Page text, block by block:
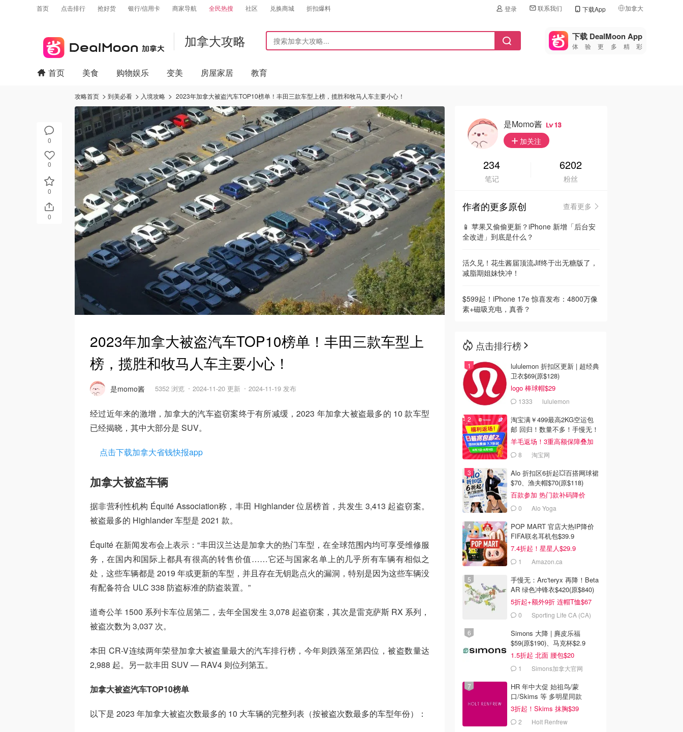
首页 点击排行 抢好货 银行/信用卡 商家导航 全民热搜 社区 兑换商城 折扣爆料 登录 联系我们 下载App 加拿大
🇺🇸
美国
🇨🇳中国
🇮🇹
🇦🇺
🇳🇿新西兰
加拿大攻略 下载 DealMoon App
体验更多精彩
0
0
0
0
首页 美食 购物娱乐 变美 房屋家居 教育
攻略首页 到美必看 入境攻略 2023年加拿大被盗汽车TOP10榜单！丰田三款车型上榜，揽胜和牧马人车主要小心！
2023年加拿大被盗汽车TOP10榜单！丰田三款车型上
榜，揽胜和牧马人车主要小心！
是momo酱 5352 浏览 2024-11-20 更新 2024-11-19 发布
经过近年来的激增，加拿大的汽车盗窃案终于有所减缓，2023 年加拿大被盗最多的 10 款车型
已经揭晓，其中大部分是 SUV。
点击下载加拿大省钱快报app
加拿大被盗车辆
据非营利性机构 Équité Association称，丰田 Highlander 位居榜首，共发生 3,413 起盗窃案。
被盗最多的 Highlander 车型是 2021 款。
Équité 在新闻发布会上表示：“丰田汉兰达是加拿大的热门车型，在全球范围内均可享受维修服
务，在国内和国际上都具有很高的转售价值……它还与国家名单上的几乎所有车辆有相似之
处，这些车辆都是 2019 年或更新的车型，并且存在无钥匙点火的漏洞，特别是因为这些车辆没
有配备符合 ULC 338 防盗标准的防盗装置。”
道奇公羊 1500 系列卡车位居第二，去年全国发生 3,078 起盗窃案，其次是雷克萨斯 RX 系列，
被盗次数为 3,037 次。
本田 CR-V连续两年荣登加拿大被盗量最大的汽车排行榜，今年则跌落至第四位，被盗数量达
2,988 起。另一款丰田 SUV — RAV4 则位列第五。
加拿大被盗汽车TOP10榜单
以下是 2023 年加拿大被盗次数最多的 10 大车辆的完整列表（按被盗次数最多的车型年份）：
是momo酱 13
加关注
234
笔记
6202
粉丝
作者的更多原创
查看更多
📱 苹果又偷偷更新？iPhone 新增「后台安
全改进」到底是什么？
活久见！花生酱届顶流Jif终于出无糖版了，
减脂期姐妹快冲！
$599起！iPhone 17e 惊喜发布：4800万像
素+磁吸充电，真香？
点击排行榜
lululemon 折扣区更新 | 超经典
卫衣$69(原$128)
logo 棒球帽$29
1333 lululemon
淘宝满￥499最高2KG空运包
邮 回归！数量不多！手慢无！
羊毛返场！3重高额保障叠加
8 淘宝网
Alo 折扣区6折起💥百搭网球裙
$70、渔夫帽$70(原$118)
百款参加 热门款补码降价
0 Alo Yoga
POP MART 官店大热IP降价
FIFA联名耳机包$39.9
7.4折起！星星人$29.9
1 Amazon.ca
手慢无：Arc'teryx 再降！Beta
AR 绿色冲锋衣$420(原$840)
5折起+额外9折 连帽T恤$67
0 Sporting Life CA (CA)
Simons 大降 | 麂皮乐福
$59(原$190)、马克杯$2.9
1.5折起 北面 腰包$20
1 Simons加拿大官网
HR 年中大促 始祖鸟/蒙
口/Skims 等 多明星同款
3折起！Skims 抹胸$39
2 Holt Renfrew